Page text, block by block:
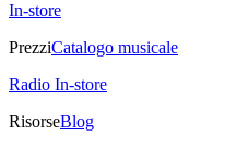
In-store
PrezziCatalogo musicale
Radio In-store
RisorseBlog